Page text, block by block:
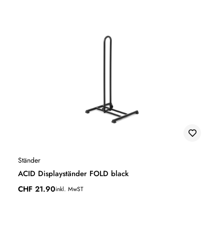
Ständer
ACID Displayständer FOLD black
CHF 21.90inkl. MwST